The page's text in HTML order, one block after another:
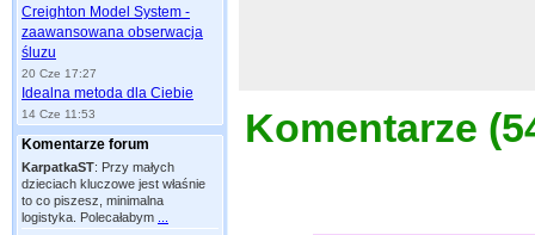
Creighton Model System -
zaawansowana obserwacja
śluzu
20 Cze 17:27
Idealna metoda dla Ciebie
14 Cze 11:53
Komentarze forum
KarpatkaST: Przy małych
dzieciach kluczowe jest właśnie
to co piszesz, minimalna
logistyka. Polecałabym
Komentarze (